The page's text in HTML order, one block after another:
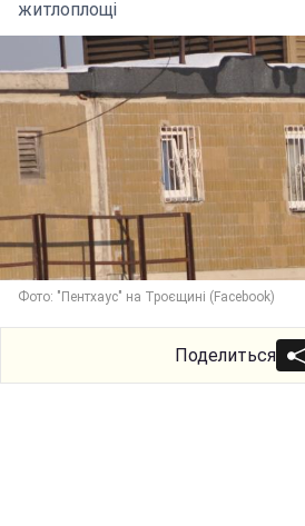
житлоплощі
Фото: "Пентхаус" на Троєщині (Facebook)
Поделиться